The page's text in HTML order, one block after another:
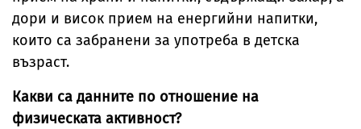
дори и висок прием на енергийни напитки,
които са забранени за употреба в детска
възраст.
Какви са данните по отношение на
физическата активност?